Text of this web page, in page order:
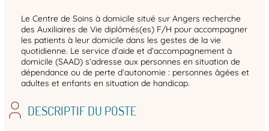
Le Centre de Soins à domicile situé sur Angers recherche
des Auxiliaires de Vie diplômés(es) F/H pour accompagner
les patients à leur domicile dans les gestes de la vie
quotidienne. Le service d’aide et d’accompagnement à
domicile (SAAD) s’adresse aux personnes en situation de
dépendance ou de perte d’autonomie : personnes âgées et
adultes et enfants en situation de handicap.
DESCRIPTIF DU POSTE